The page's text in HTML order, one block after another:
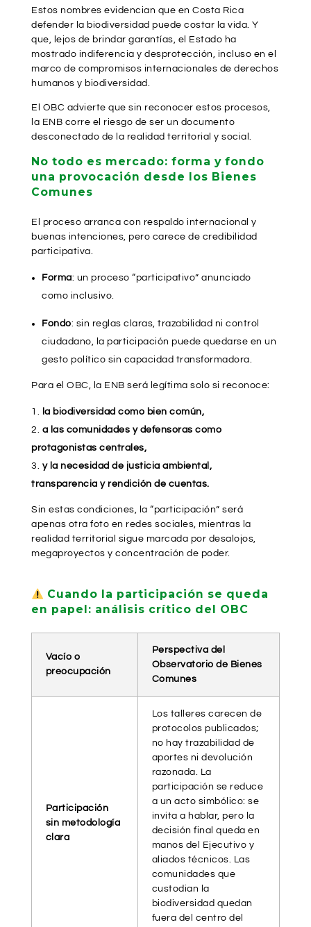
Estos nombres evidencian que en Costa Rica
defender la biodiversidad puede costar la vida. Y
que, lejos de brindar garantías, el Estado ha
mostrado indiferencia y desprotección, incluso en el
marco de compromisos internacionales de derechos
humanos y biodiversidad.
El OBC advierte que sin reconocer estos procesos,
la ENB corre el riesgo de ser un documento
desconectado de la realidad territorial y social.
No todo es mercado: forma y fondo
una provocación desde los Bienes
Comunes
El proceso arranca con respaldo internacional y
buenas intenciones, pero carece de credibilidad
participativa.
Forma: un proceso “participativo” anunciado
como inclusivo.
Fondo: sin reglas claras, trazabilidad ni control
ciudadano, la participación puede quedarse en un
gesto político sin capacidad transformadora.
Para el OBC, la ENB será legítima solo si reconoce:
la biodiversidad como bien común,
a las comunidades y defensoras como
protagonistas centrales,
y la necesidad de justicia ambiental,
transparencia y rendición de cuentas.
Sin estas condiciones, la “participación” será
apenas otra foto en redes sociales, mientras la
realidad territorial sigue marcada por desalojos,
megaproyectos y concentración de poder.
Cuando la participación se queda
en papel: análisis crítico del OBC
Vacío o
preocupación
Perspectiva del
Observatorio de Bienes
Comunes
Participación
sin metodología
clara
Los talleres carecen de
protocolos publicados;
no hay trazabilidad de
aportes ni devolución
razonada. La
participación se reduce
a un acto simbólico: se
invita a hablar, pero la
decisión final queda en
manos del Ejecutivo y
aliados técnicos. Las
comunidades que
custodian la
biodiversidad quedan
fuera del centro del